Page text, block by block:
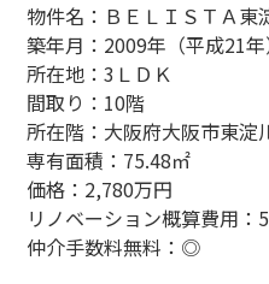
物件名：ＢＥＬＩＳＴＡ東
築年月：2009年（平成21年
所在地：3ＬＤＫ
間取り：10階
所在階：大阪府大阪市東淀
専有面積：75.48㎡
価格：2,780万円
リノベーション概算費用：
仲介手数料無料：◎